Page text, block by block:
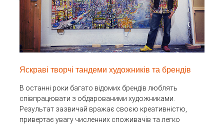
Яскраві творчі тандеми художників та брендів
В останні роки багато відомих брендів люблять
співпрацювати з обдарованими художниками.
Результат зазвичай вражає своєю креативністю,
привертає увагу численних споживачів та легко